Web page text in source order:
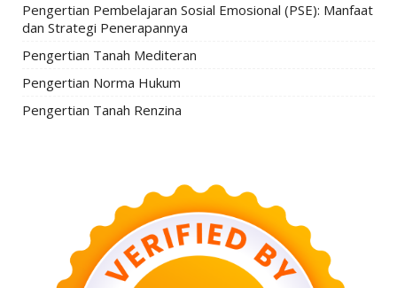
Pengertian Pembelajaran Sosial Emosional (PSE): Manfaat
dan Strategi Penerapannya
Pengertian Tanah Mediteran
Pengertian Norma Hukum
Pengertian Tanah Renzina